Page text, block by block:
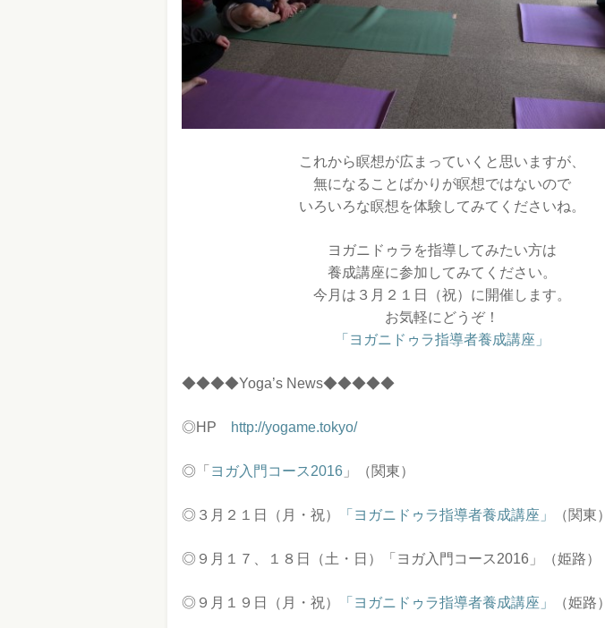
これから瞑想が広まっていくと思いますが、
無になることばかりが瞑想ではないので
いろいろな瞑想を体験してみてくださいね。
ヨガニドゥラを指導してみたい方は
養成講座に参加してみてください。
今月は３月２１日（祝）に開催します。
お気軽にどうぞ！
「ヨガニドゥラ指導者養成講座」
◆◆◆◆Yoga’s News◆◆◆◆◆
◎HP http://yogame.tokyo/
◎「 ヨガ入門コース2016 」（関東）
◎３月２１日（月・祝） 「ヨガニドゥラ指導者養成講座」 （関東）
◎９月１７、１８日（土・日）「ヨガ入門コース2016」（姫路）
◎９月１９日（月・祝） 「ヨガニドゥラ指導者養成講座」 （姫路）